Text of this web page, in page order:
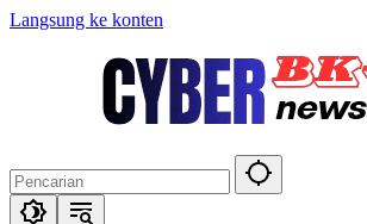
Langsung ke konten